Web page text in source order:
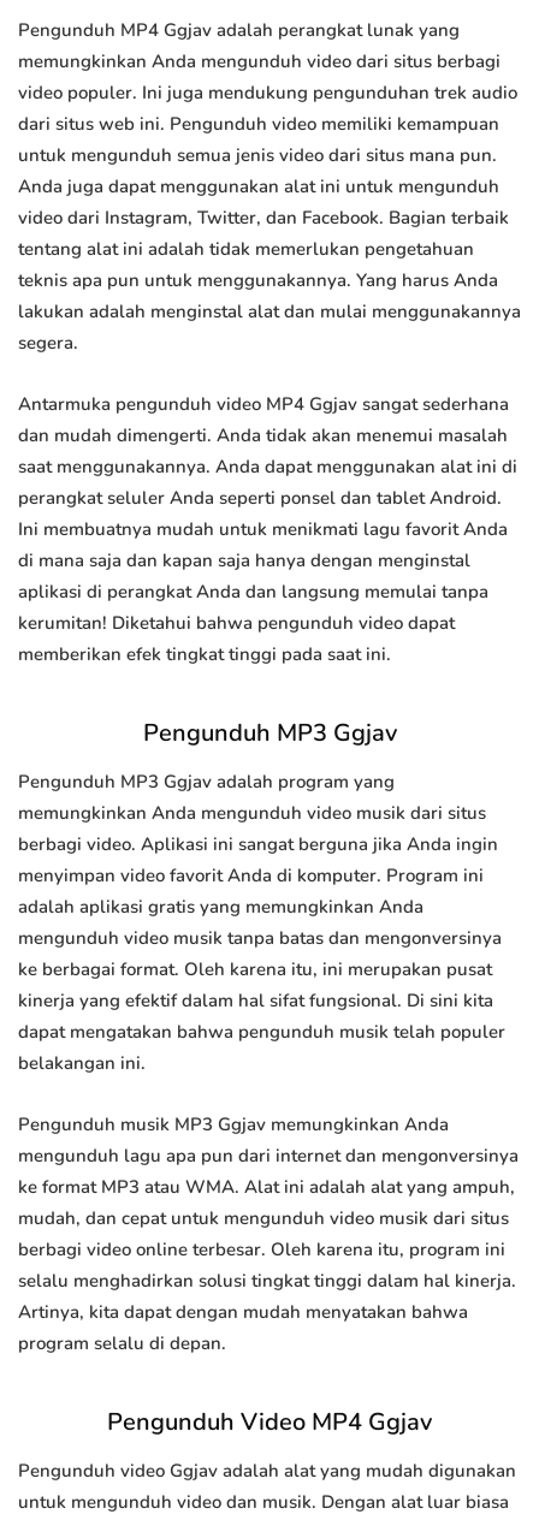
Pengunduh MP4 Ggjav adalah perangkat lunak yang
memungkinkan Anda mengunduh video dari situs berbagi
video populer. Ini juga mendukung pengunduhan trek audio
dari situs web ini. Pengunduh video memiliki kemampuan
untuk mengunduh semua jenis video dari situs mana pun.
Anda juga dapat menggunakan alat ini untuk mengunduh
video dari Instagram, Twitter, dan Facebook. Bagian terbaik
tentang alat ini adalah tidak memerlukan pengetahuan
teknis apa pun untuk menggunakannya. Yang harus Anda
lakukan adalah menginstal alat dan mulai menggunakannya
segera.
Antarmuka pengunduh video MP4 Ggjav sangat sederhana
dan mudah dimengerti. Anda tidak akan menemui masalah
saat menggunakannya. Anda dapat menggunakan alat ini di
perangkat seluler Anda seperti ponsel dan tablet Android.
Ini membuatnya mudah untuk menikmati lagu favorit Anda
di mana saja dan kapan saja hanya dengan menginstal
aplikasi di perangkat Anda dan langsung memulai tanpa
kerumitan! Diketahui bahwa pengunduh video dapat
memberikan efek tingkat tinggi pada saat ini.
Pengunduh MP3 Ggjav
Pengunduh MP3 Ggjav adalah program yang
memungkinkan Anda mengunduh video musik dari situs
berbagi video. Aplikasi ini sangat berguna jika Anda ingin
menyimpan video favorit Anda di komputer. Program ini
adalah aplikasi gratis yang memungkinkan Anda
mengunduh video musik tanpa batas dan mengonversinya
ke berbagai format. Oleh karena itu, ini merupakan pusat
kinerja yang efektif dalam hal sifat fungsional. Di sini kita
dapat mengatakan bahwa pengunduh musik telah populer
belakangan ini.
Pengunduh musik MP3 Ggjav memungkinkan Anda
mengunduh lagu apa pun dari internet dan mengonversinya
ke format MP3 atau WMA. Alat ini adalah alat yang ampuh,
mudah, dan cepat untuk mengunduh video musik dari situs
berbagi video online terbesar. Oleh karena itu, program ini
selalu menghadirkan solusi tingkat tinggi dalam hal kinerja.
Artinya, kita dapat dengan mudah menyatakan bahwa
program selalu di depan.
Pengunduh Video MP4 Ggjav
Pengunduh video Ggjav adalah alat yang mudah digunakan
untuk mengunduh video dan musik. Dengan alat luar biasa